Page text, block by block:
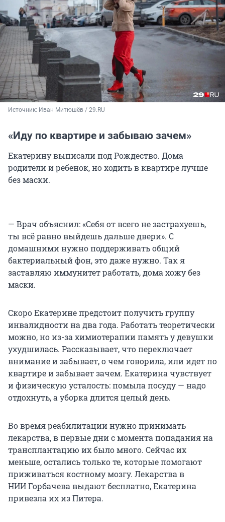
Источник: Иван Митюшёв / 29.RU
«Иду по квартире и забываю зачем»
Екатерину выписали под Рождество. Дома
родители и ребенок, но ходить в квартире лучше
без маски.
— Врач объяснил: «Себя от всего не застрахуешь,
ты всё равно выйдешь дальше двери». С
домашними нужно поддерживать общий
бактериальный фон, это даже нужно. Так я
заставляю иммунитет работать, дома хожу без
маски.
Скоро Екатерине предстоит получить группу
инвалидности на два года. Работать теоретически
можно, но из-за химиотерапии память у девушки
ухудшилась. Рассказывает, что переключает
внимание и забывает, о чем говорила, или идет по
квартире и забывает зачем. Екатерина чувствует
и физическую усталость: помыла посуду — надо
отдохнуть, а уборка длится целый день.
Во время реабилитации нужно принимать
лекарства, в первые дни с момента попадания на
трансплантацию их было много. Сейчас их
меньше, остались только те, которые помогают
приживаться костному мозгу. Лекарства в
НИИ Горбачева выдают бесплатно, Екатерина
привезла их из Питера.